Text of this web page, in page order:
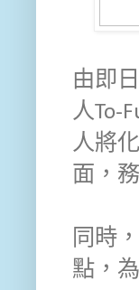
由即
人To-
人將
面，
同時
點，